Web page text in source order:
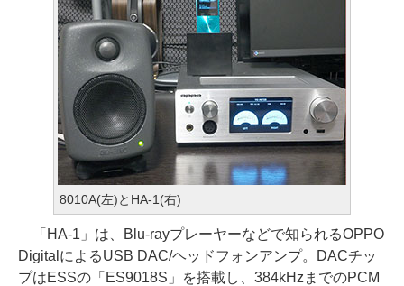
8010A(左)とHA-1(右)
「HA-1」は、Blu-rayプレーヤーなどで知られるOPPO
DigitalによるUSB DAC/ヘッドフォンアンプ。DACチッ
プはESSの「ES9018S」を搭載し、384kHzまでのPCM